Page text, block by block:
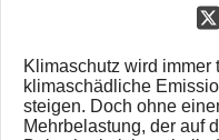
Klimaschutz wird immer
klimaschädliche
steigen. Doch ohne
Mehrbelastung, der auf